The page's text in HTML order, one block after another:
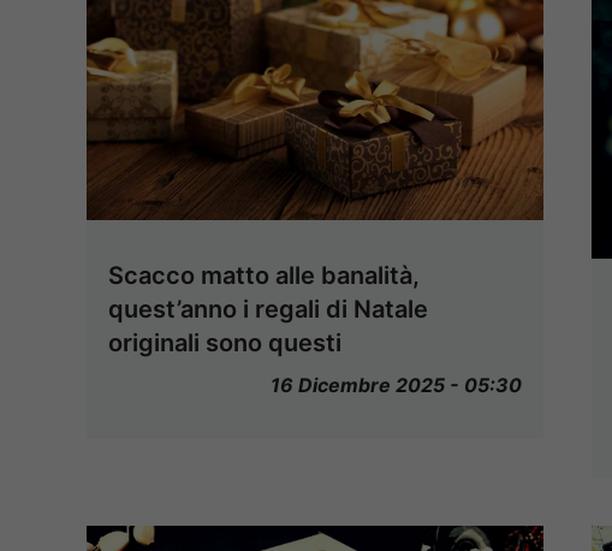
Scacco matto alle banalità,
quest’anno i regali di Natale
originali sono questi
16 Dicembre 2025 - 05:30